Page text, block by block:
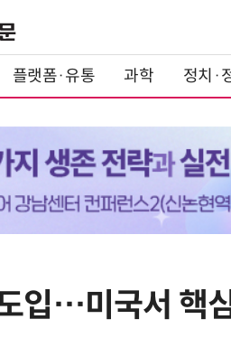
플랫폼·유통 과학 정치·
입…미국서 핵